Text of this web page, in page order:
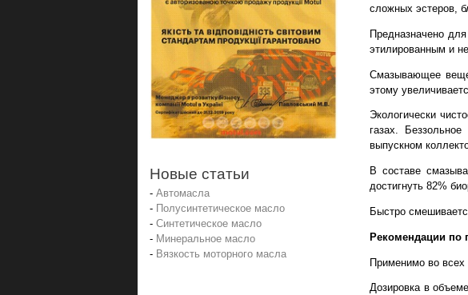
сложных эстеров,
Предназначено
этилированным и
Смазывающее
этому
Экологически
газах.
выпускном
В составе
достигнуть 82%
Быстро
Рекомендации по
Применимо во всех
Дозировка в
Новые статьи
- Автомасла
- Полусинтетическое масло
- Синтетическое масло
- Минеральное масло
- Вязкость моторного масла